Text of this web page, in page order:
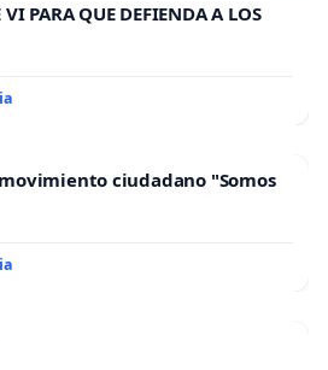
VI PARA QUE DEFIENDA A LOS
ciudadano "Somos